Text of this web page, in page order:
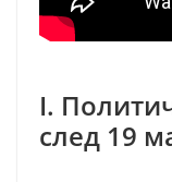
I.
след 19